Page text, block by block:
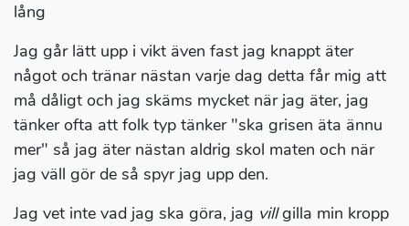
lång
Jag går lätt upp i vikt även fast jag knappt äter
något och tränar nästan varje dag detta får mig att
må dåligt och jag skäms mycket när jag äter, jag
tänker ofta att folk typ tänker "ska grisen äta ännu
mer" så jag äter nästan aldrig skol maten och när
jag väll gör de så spyr jag upp den.
Jag vet inte vad jag ska göra, jag villgilla min kropp